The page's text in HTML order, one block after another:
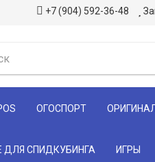
+7 (904) 592-36-48
ОГОСПОРТ
ДЛЯ СПИДКУБИНГА ИГРЫ